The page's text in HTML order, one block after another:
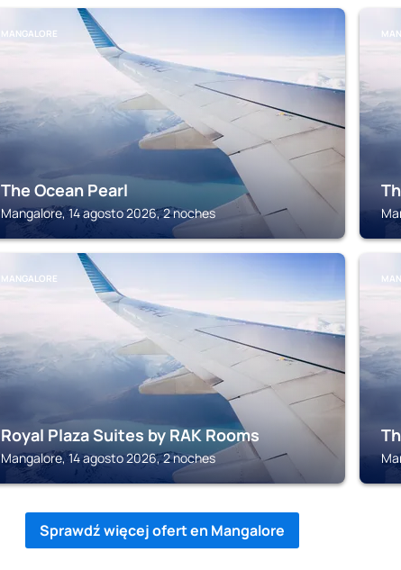
MANGALORE
The Ocean Pearl
Mangalore, 14 agosto 2026, 2 noches
MANGALORE
Royal Plaza Suites by RAK Rooms
Mangalore, 14 agosto 2026, 2 noches
Sprawdź więcej ofert en Mangalore